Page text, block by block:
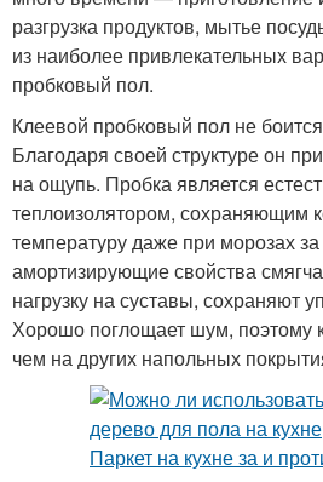
разгрузка продуктов, мытье
из наиболее привлекательных
пробковый пол.
Клеевой пробковый пол не
Благодаря своей структуре он
на ощупь. Пробка является
теплоизолятором, сохраняющим
температуру даже при морозах
амортизирующие свойства
нагрузку на суставы, сохраняют
Хорошо поглощает шум, поэтому
чем на других напольных